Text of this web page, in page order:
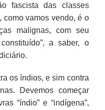
fascista das classes
como vamos vendo, é o
malignas, com seu
a saber, o
os índios, e sim contra
Devemos começar
“índio” e “indígena”,